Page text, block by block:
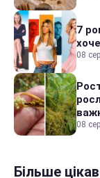
7
08
08
Більше